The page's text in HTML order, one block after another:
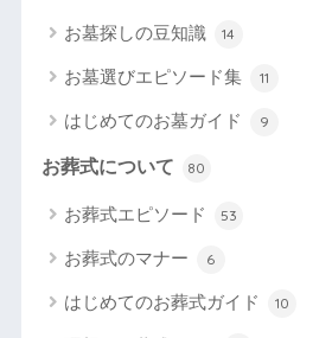
お墓探しの豆知識 14
お墓選びエピソード集 11
はじめてのお墓ガイド 9
お葬式について 80
お葬式エピソード 53
お葬式のマナー 6
はじめてのお葬式ガイド 10